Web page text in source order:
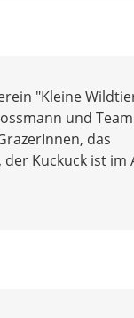
"Kleine
und
das
Kuckuck ist im